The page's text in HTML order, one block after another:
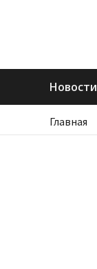
Новости
Главная